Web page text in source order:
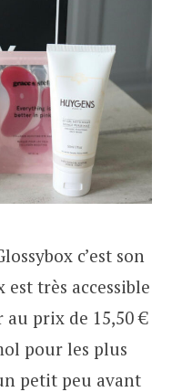
c’est son
très accessible
prix de 15,50 €
pour les plus
petit peu avant